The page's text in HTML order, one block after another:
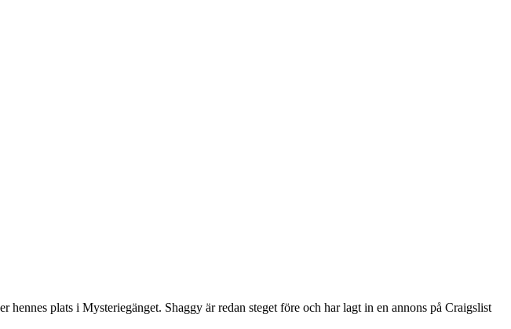
plats i Mysteriegänget. Shaggy är redan steget före och har lagt in en annons på Craigslist